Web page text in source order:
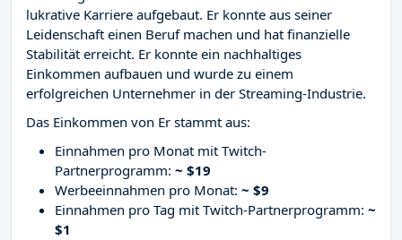
lukrative Karriere aufgebaut. Er konnte aus seiner
Leidenschaft einen Beruf machen und hat finanzielle
Stabilität erreicht. Er konnte ein nachhaltiges
Einkommen aufbauen und wurde zu einem
erfolgreichen Unternehmer in der Streaming-Industrie.
Das Einkommen von Er stammt aus:
Einnahmen pro Monat mit Twitch-
Partnerprogramm: ~ $19
Werbeeinnahmen pro Monat: ~ $9
Einnahmen pro Tag mit Twitch-Partnerprogramm: ~
$1